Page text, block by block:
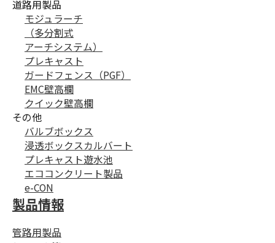
道路用製品
モジュラーチ
（多分割式
アーチシステム）
プレキャスト
ガードフェンス（PGF）
EMC壁高欄
クイック壁高欄
その他
バルブボックス
浸透ボックスカルバート
プレキャスト遊水池
エココンクリート製品
e-CON
製品情報
管路用製品